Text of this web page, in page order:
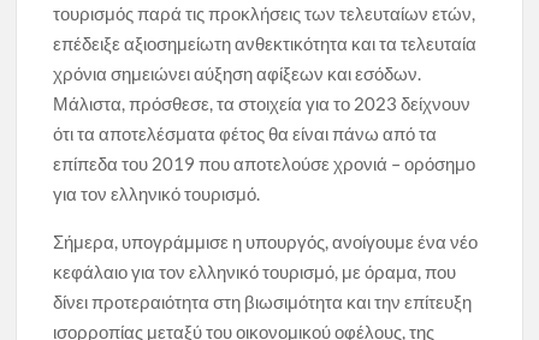
τουρισμός παρά τις προκλήσεις των τελευταίων ετών,
επέδειξε αξιοσημείωτη ανθεκτικότητα και τα τελευταία
χρόνια σημειώνει αύξηση αφίξεων και εσόδων.
Μάλιστα, πρόσθεσε, τα στοιχεία για το 2023 δείχνουν
ότι τα αποτελέσματα φέτος θα είναι πάνω από τα
επίπεδα του 2019 που αποτελούσε χρονιά – ορόσημο
για τον ελληνικό τουρισμό.
Σήμερα, υπογράμμισε η υπουργός, ανοίγουμε ένα νέο
κεφάλαιο για τον ελληνικό τουρισμό, με όραμα, που
δίνει προτεραιότητα στη βιωσιμότητα και την επίτευξη
ισορροπίας μεταξύ του οικονομικού οφέλους, της